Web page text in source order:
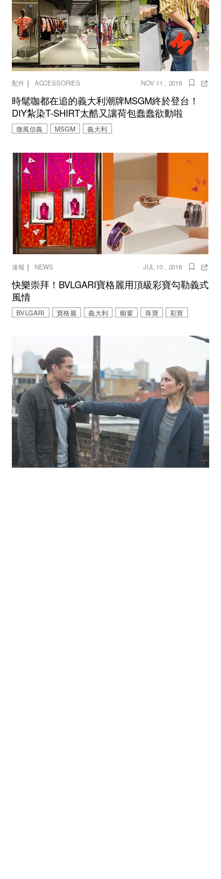
配件｜ ACCESSORIES NOV 11 , 2019
時髦咖都在追的義大利潮牌MSGM終於登台！
DIY紮染T-SHIRT太酷又讓荷包蠢蠢欲動啦
微風信義 MSGM 義大利
速報 ｜ NEWS JUL 10 , 2018
快樂崇拜！BVLGARI寶格麗用頂級彩寶勾勒義式
風情
BVLGARI 寶格麗 義大利 櫥窗 珠寶 彩寶